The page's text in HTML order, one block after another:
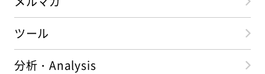
ツール
分析・Analysis